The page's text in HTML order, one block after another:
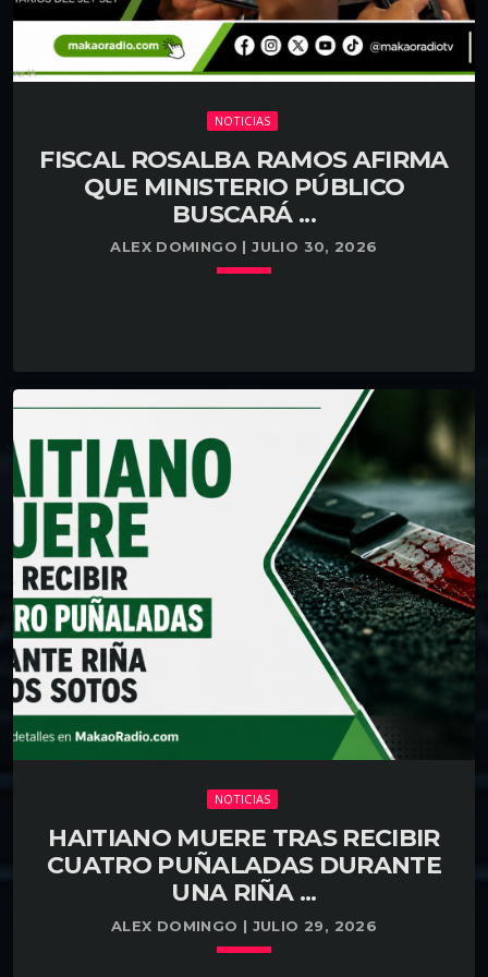
NOTICIAS
FISCAL ROSALBA RAMOS AFIRMA
QUE MINISTERIO PÚBLICO
BUSCARÁ ...
ALEX DOMINGO | JULIO 30, 2026
Santo Domingo. La fiscal del Distrito Nacional,
Rosalba Ramos, aseguró que el Ministerio Público
cuenta con las pruebas necesarias para solicitar una
condena de dos años de prisión efectiva contra los
hermanos Antonio y Maribel Espaillat, propietarios
de la discoteca Jet Set, por el colapso del
establecimiento que dejó más […]
LEER MÁS arrow_forward
NOTICIAS
HAITIANO MUERE TRAS RECIBIR
CUATRO PUÑALADAS DURANTE
UNA RIÑA ...
ALEX DOMINGO | JULIO 29, 2026